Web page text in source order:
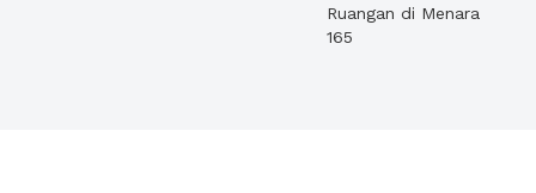
Ruangan di Menara
165